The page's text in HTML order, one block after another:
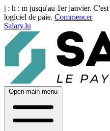
j : h : m jusqu'au 1er janvier.
logiciel de paie. Commencer
Salary.lu
Open main menu